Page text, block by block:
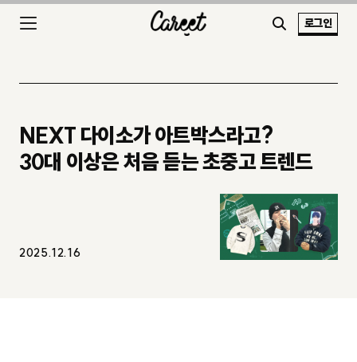
로그인
NEXT 다이소가 아트박스라고?
30대 이상은 처음 듣는 초중고 트렌드
2025.12.16